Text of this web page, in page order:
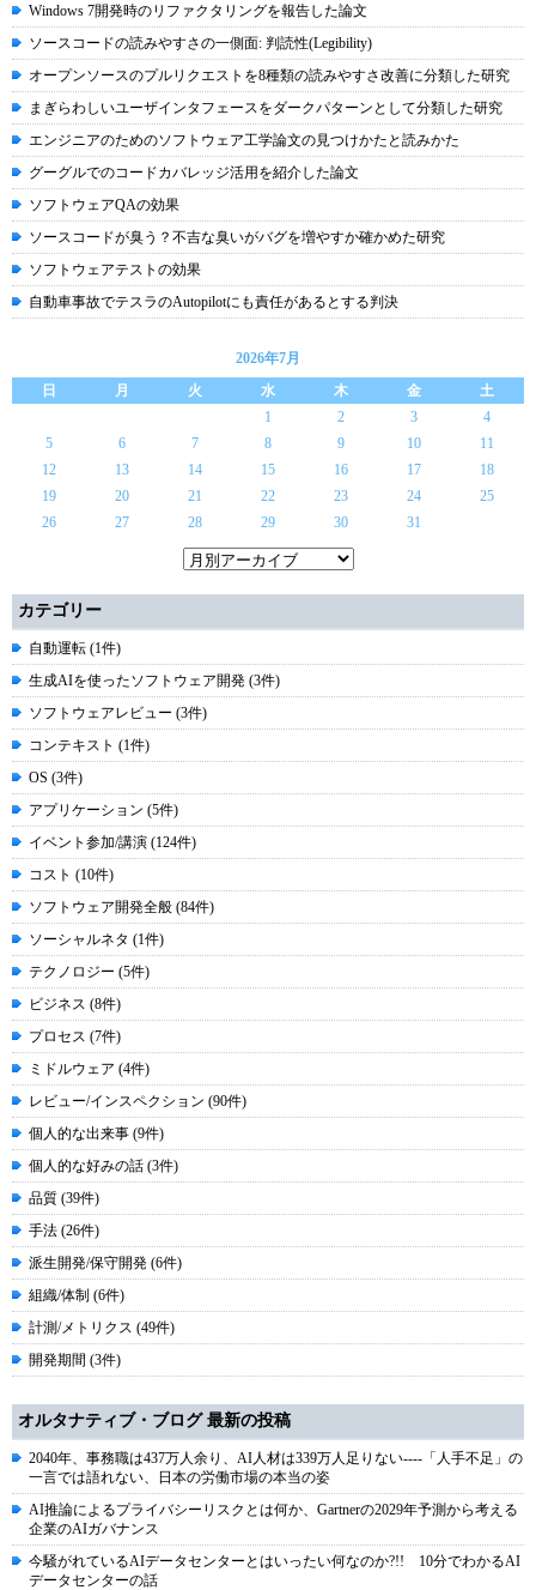
Windows 7開発時のリファクタリングを報告した論文
ソースコードの読みやすさの一側面: 判読性(Legibility)
オープンソースのプルリクエストを8種類の読みやすさ改善に分類した研究
まぎらわしいユーザインタフェースをダークパターンとして分類した研究
エンジニアのためのソフトウェア工学論文の見つけかたと読みかた
グーグルでのコードカバレッジ活用を紹介した論文
ソフトウェアQAの効果
ソースコードが臭う？不吉な臭いがバグを増やすか確かめた研究
ソフトウェアテストの効果
自動車事故でテスラのAutopilotにも責任があるとする判決
2026年7月
日
月 火 水 木 金
土
1
2 3
4
5
6 7 8 9 10
11
12
13 14 15 16 17
18
19
20 21 22 23 24
25
26
27 28 29 30 31
カテゴリー
自動運転 (1件)
生成AIを使ったソフトウェア開発 (3件)
ソフトウェアレビュー (3件)
コンテキスト (1件)
OS (3件)
アプリケーション (5件)
イベント参加/講演 (124件)
コスト (10件)
ソフトウェア開発全般 (84件)
ソーシャルネタ (1件)
テクノロジー (5件)
ビジネス (8件)
プロセス (7件)
ミドルウェア (4件)
レビュー/インスペクション (90件)
個人的な出来事 (9件)
個人的な好みの話 (3件)
品質 (39件)
手法 (26件)
派生開発/保守開発 (6件)
組織/体制 (6件)
計測/メトリクス (49件)
開発期間 (3件)
オルタナティブ・ブログ 最新の投稿
2040年、事務職は437万人余り、AI人材は339万人足りない----「人手不足」の
一言では語れない、日本の労働市場の本当の姿
AI推論によるプライバシーリスクとは何か、Gartnerの2029年予測から考える
企業のAIガバナンス
今騒がれているAIデータセンターとはいったい何なのか?!! 10分でわかるAI
データセンターの話